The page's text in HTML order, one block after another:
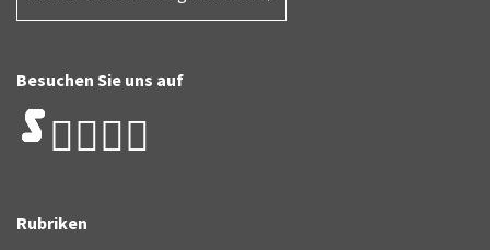
Besuchen Sie uns auf
Rubriken